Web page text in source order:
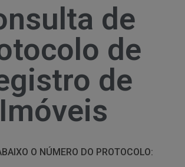
de
de
de
Imóveis
O NÚMERO DO PROTOCOLO: